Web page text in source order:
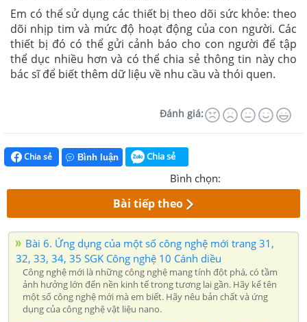
Em có thể sử dụng các thiết bị theo dõi sức khỏe: theo
dõi nhịp tim và mức độ hoạt động của con người. Các
thiết bị đó có thể gửi cảnh báo cho con người để tập
thể dục nhiều hơn và có thể chia sẻ thông tin này cho
bác sĩ để biết thêm dữ liệu về nhu cầu và thói quen.
Đánh giá:
Chia sẻ Bình luận Chia sẻ
Bình chọn:
Bài tiếp theo
Bài 6. Ứng dụng của một số công nghệ mới trang 31,
32, 33, 34, 35 SGK Công nghệ 10 Cánh diều
Công nghệ mới là những công nghệ mang tính đột phá, có tầm
ảnh hưởng lớn đến nền kinh tế trong tương lai gần. Hãy kể tên
một số công nghệ mới mà em biết. Hãy nêu bản chất và ứng
dụng của công nghệ vật liệu nano.